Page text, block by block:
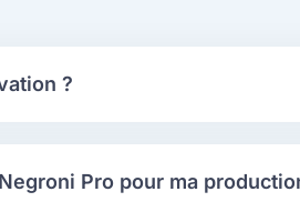
?
Pro pour ma